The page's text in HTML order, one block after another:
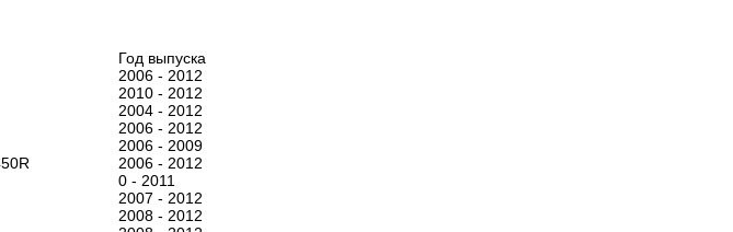
Год выпуска
2006 - 2012
2010 - 2012
2004 - 2012
2006 - 2012
2006 - 2009
2006 - 2012
0 - 2011
2007 - 2012
2008 - 2012